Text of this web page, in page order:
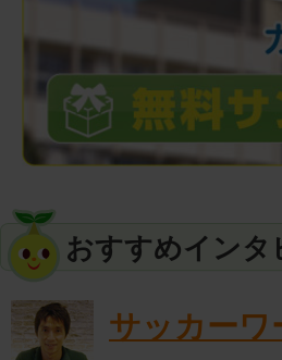
おすすめインタ
サッカー